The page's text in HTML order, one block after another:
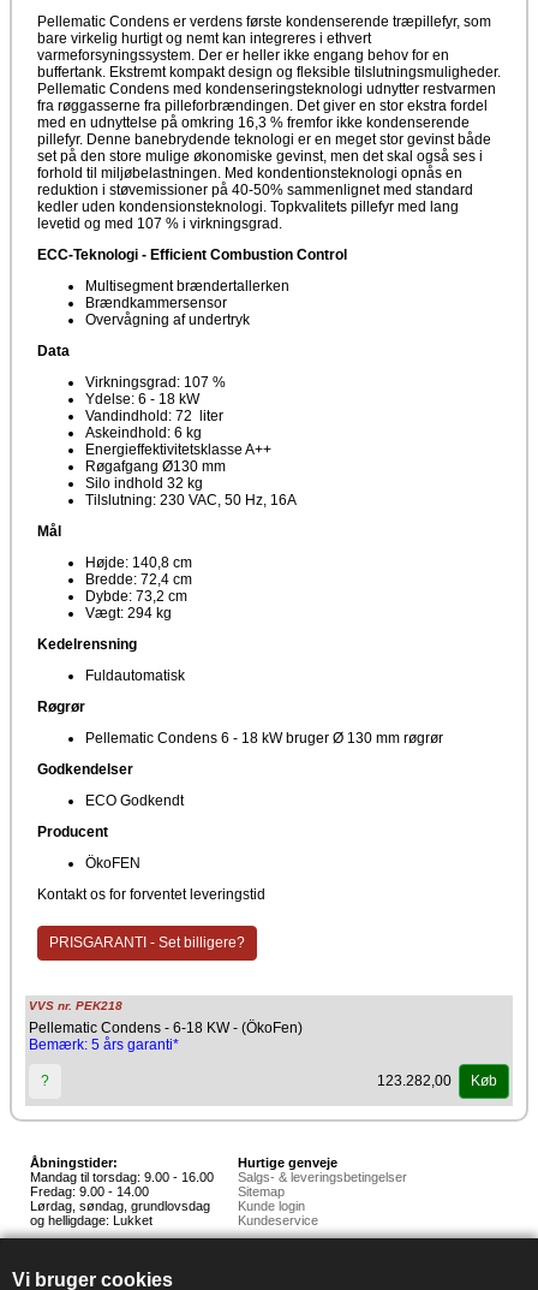
Vi bruger cookies
Pellematic Condens er verdens første kondenserende træpillefyr, som
bare virkelig hurtigt og nemt kan integreres i ethvert
varmeforsyningssystem. Der er heller ikke engang behov for en
buffertank. Ekstremt kompakt design og fleksible tilslutningsmuligheder.
Pellematic Condens med kondenseringsteknologi udnytter restvarmen
fra røggasserne fra pilleforbrændingen. Det giver en stor ekstra fordel
med en udnyttelse på omkring 16,3 % fremfor ikke kondenserende
pillefyr. Denne banebrydende teknologi er en meget stor gevinst både
set på den store mulige økonomiske gevinst, men det skal også ses i
forhold til miljøbelastningen. Med kondentionsteknologi opnås en
reduktion i støvemissioner på 40-50% sammenlignet med standard
kedler uden kondensionsteknologi. Topkvalitets pillefyr med lang
levetid og med 107 % i virkningsgrad.
ECC-Teknologi - Efficient Combustion Control
Multisegment brændertallerken
Brændkammersensor
Overvågning af undertryk
Data
Virkningsgrad: 107 %
Ydelse: 6 - 18 kW
Vandindhold: 72 liter
Askeindhold: 6 kg
Energieffektivitetsklasse A++
Røgafgang Ø130 mm
Silo indhold 32 kg
Tilslutning: 230 VAC, 50 Hz, 16A
Mål
Højde: 140,8 cm
Bredde: 72,4 cm
Dybde: 73,2 cm
Vægt: 294 kg
Kedelrensning
Fuldautomatisk
Røgrør
Pellematic Condens 6 - 18 kW bruger Ø 130 mm røgrør
Godkendelser
ECO Godkendt
Producent
ÖkoFEN
Kontakt os for forventet leveringstid
PRISGARANTI - Set billigere?
VVS nr. PEK218
Pellematic Condens - 6-18 KW - (ÖkoFen)
Bemærk: 5 års garanti*
? 123.282,00 Køb
Åbningstider:
Mandag til torsdag: 9.00 - 16.00
Fredag: 9.00 - 14.00
Lørdag, søndag, grundlovsdag
og helligdage: Lukket
Hurtige genveje
Salgs- & leveringsbetingelser
Sitemap
Kunde login
Kundeservice
Hunnerupvej 3, 6920 Videbæk